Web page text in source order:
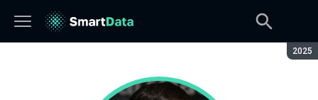
2025